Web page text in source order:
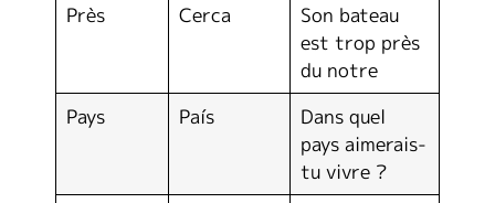
Près
Cerca
Son bateau
est trop près
du notre
Pays
País
Dans quel
pays aimerais-
tu vivre ?